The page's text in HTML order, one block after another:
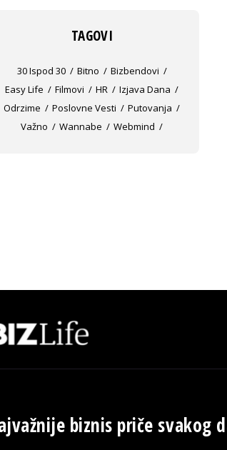
TAGOVI
30 Ispod 30 Bitno
Bizbendovi
Easy Life
Filmovi HR
Izjava Dana
Odrzime
Poslovne Vesti
Putovanja
Važno
Wannabe Webmind
biznis priče svakog